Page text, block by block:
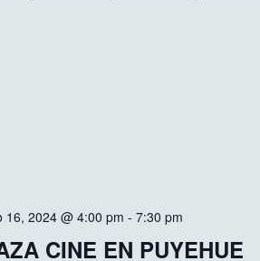
CINE EN PUYEHUE
16, 2024 @ 4:00 pm - 7:30 pm